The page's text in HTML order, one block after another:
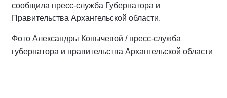
сообщила пресс-служба Губернатора и
Правительства Архангельской области.
Фото Александры Конычевой / пресс-служба
губернатора и правительства Архангельской области